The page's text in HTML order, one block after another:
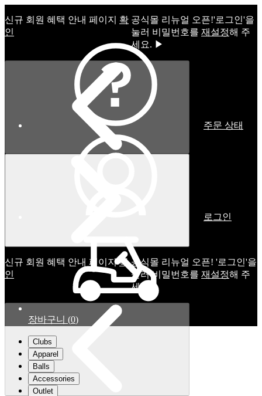
신규 회원 혜택 안내 페이지 확
인
공식몰 리뉴얼 오픈!ㅤ'로그인'을
눌러 비밀번호를 재설정해 주
세요. ▶
신규 회원 혜택 안내 페이지확
인
공식몰 리뉴얼 오픈! '로그인'을
눌러 비밀번호를 재설정해 주
세요.
주문 상태
로그인
장바구니 (0)
Clubs
Apparel
Balls
Accessories
Outlet